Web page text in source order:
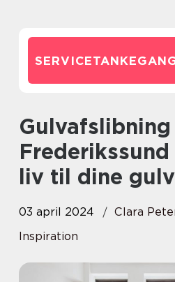
Gulvafslibning
liv til dine
03 april 2024
Clara
Inspiration